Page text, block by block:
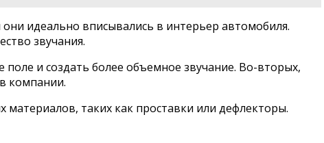
идеально вписывались в интерьер автомобиля.
звучания.
и создать более объемное звучание. Во-вторых,
компании.
таких как проставки или дефлекторы.